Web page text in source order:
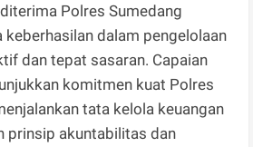
Polres Sumedang
keberhasilan dalam pengelolaan
dan tepat sasaran. Capaian
komitmen kuat Polres
tata kelola keuangan
prinsip akuntabilitas dan